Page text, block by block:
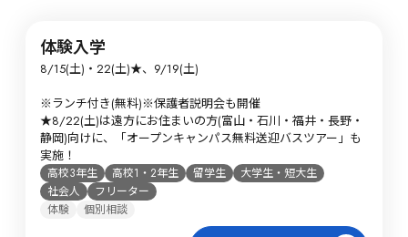
体験入学
8/15(土)・22(土)★、9/19(土)
※ランチ付き(無料)※保護者説明会も開催
★8/22(土)は遠方にお住まいの方(富山・石川・福井・長野・
静岡)向けに、「オープンキャンパス無料送迎バスツアー」も
実施！
高校3年生 高校1・2年生 留学生
大学生・短大生
社会人
フリーター
体験
個別相談